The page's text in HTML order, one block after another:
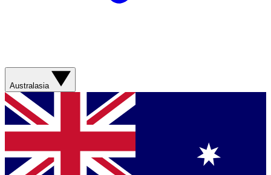
Australasia